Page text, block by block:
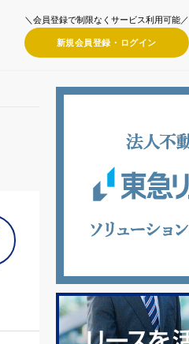
＼会員登録で制限なくサービス利用可能／
新規会員登録・ ログイン